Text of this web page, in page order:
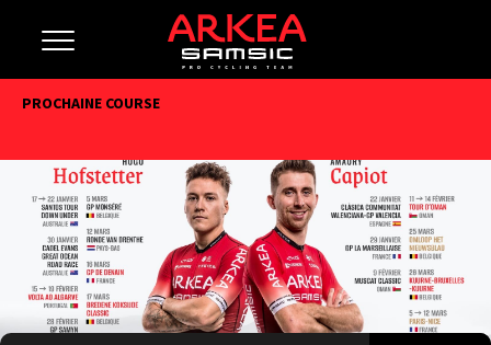
PROCHAINE COURSE